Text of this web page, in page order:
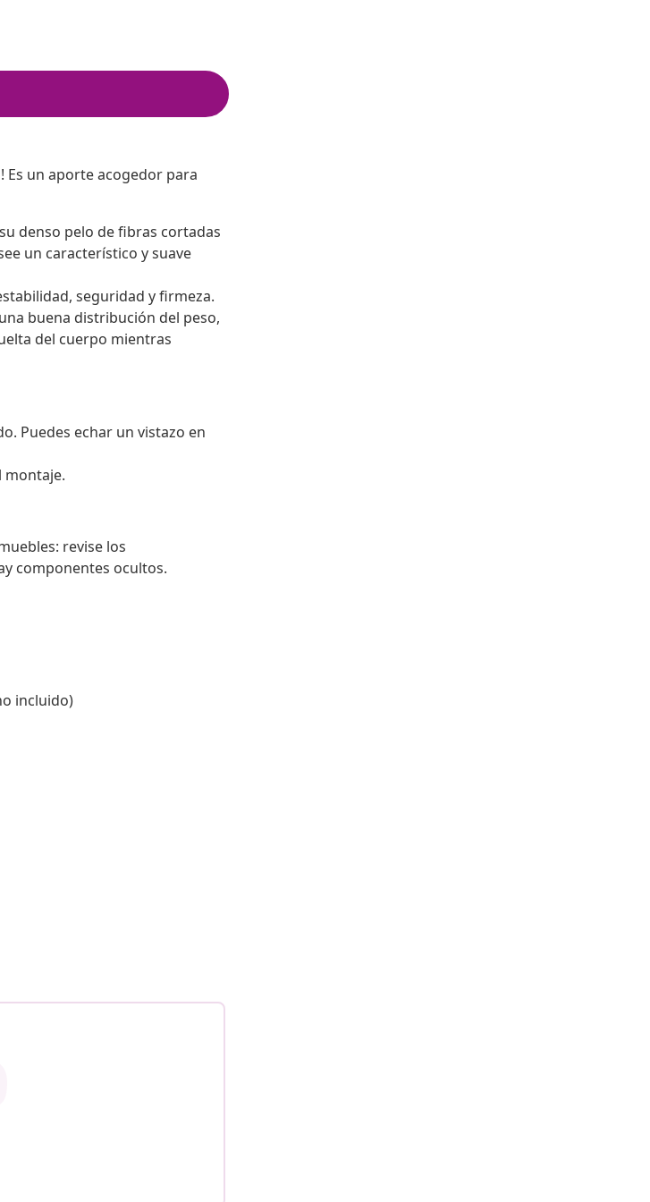
Es un aporte acogedor para
denso pelo de fibras cortadas
un característico y suave
seguridad y firmeza.
buena distribución del peso,
del cuerpo mientras
Puedes echar un vistazo en
montaje.
revise los
componentes ocultos.
incluido)